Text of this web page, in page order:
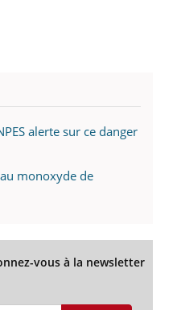
alerte sur ce danger
monoxyde de
vous à la newsletter